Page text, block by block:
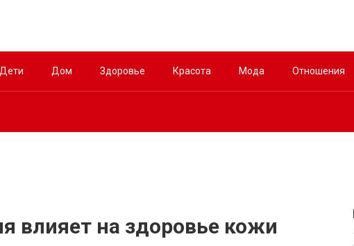
Дети Дом Здоровье Красота Мода Отношения
влияет на здоровье кожи